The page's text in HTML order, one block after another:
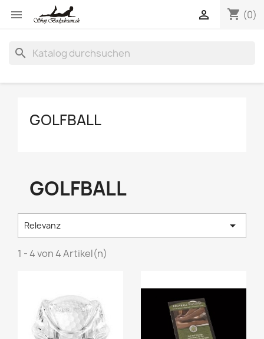
 shopping_cart (0)

search
GOLFBALL
GOLFBALL
Relevanz 
1 - 4 von 4 Artikel(n)